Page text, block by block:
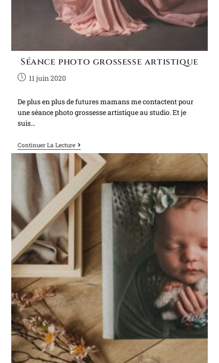
Séance photo grossesse artistique
11 juin 2020
De plus en plus de futures mamans me contactent pour
une séance photo grossesse artistique au studio. Et je
suis…
Continuer La Lecture